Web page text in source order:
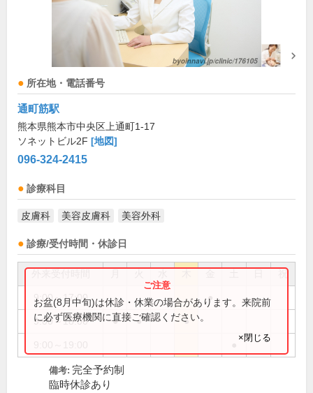
所在地・電話番号
通町筋駅
熊本県熊本市中央区上通町1-17
ソネットビル2F [地図]
096-324-2415
診療科目
皮膚科 美容皮膚科 美容外科
診療/受付時間・休診日
祝
9:00～17:00 ●
9:00～18:00 ● ● ●
お盆(8月中旬)は休診・休業の場合があります。来院前
に必ず医療機関に直接ご確認ください。
×閉じる
備考: 完全予約制
臨時休診あり